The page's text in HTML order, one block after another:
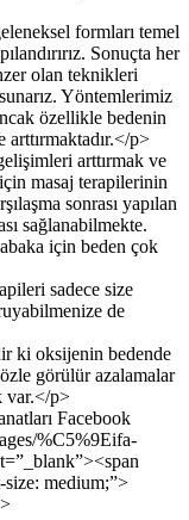
formları temel
Sonuçta her
olan teknikleri
Yöntemlerimiz
özellikle bedenin
p>
arttırmak ve
masaj terapilerinin
sonrası yapılan
sağlanabilmekte.
için beden çok
sadece size
de
ki oksijenin bedende
görülür azalamalar
var.</p>
Facebook
%C5%9Eifa-
medium;”>